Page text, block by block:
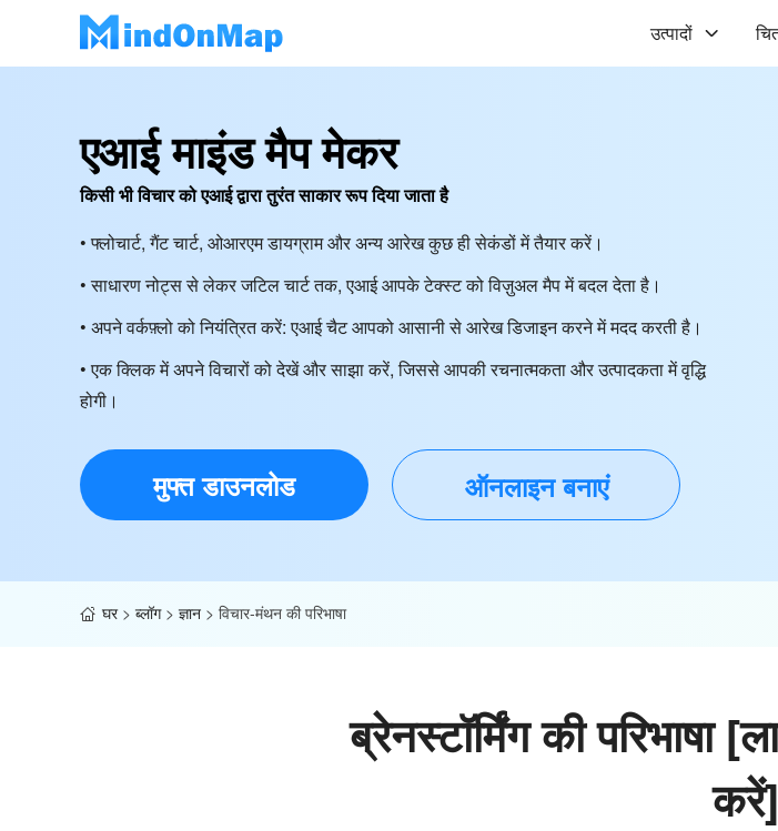
उत्पादों
एआई माइंड मैप मेकर
किसी भी विचार को एआई द्वारा तुरंत साकार रूप दिया जाता है
• फ्लोचार्ट, गैंट चार्ट, ओआरएम डायग्राम और अन्य आरेख कुछ ही सेकंडों में तैयार करें।
• साधारण नोट्स से लेकर जटिल चार्ट तक, एआई आपके टेक्स्ट को विज़ुअल मैप में बदल देता है।
• अपने वर्कफ़्लो को नियंत्रित करें: एआई चैट आपको आसानी से आरेख डिजाइन करने में मदद करती है।
• एक क्लिक में अपने विचारों को देखें और साझा करें, जिससे आपकी रचनात्मकता और उत्पादकता में वृद्धि
होगी।
मुफ्त डाउनलोड ऑनलाइन बनाएं
घर> ब्लॉग> ज्ञान > विचार-मंथन की परिभाषा
ब्रेनस्टॉर्मिंग की परिभाषा
करें]